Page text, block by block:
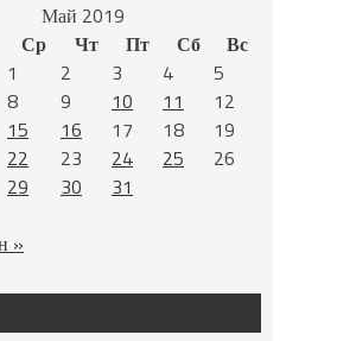
Май 2019
Ср Чт Пт Сб
Вс
1
2 3 4
5
8 9 10 11
12
15 16 17 18
19
22 23 24 25
26
29 30
31
»